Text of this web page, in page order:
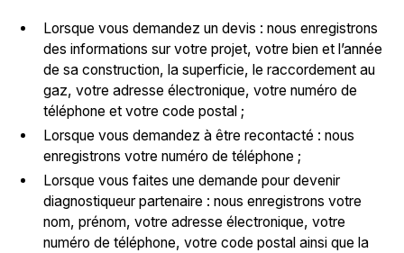
Lorsque vous demandez un devis : nous enregistrons
des informations sur votre projet, votre bien et l’année
de sa construction, la superficie, le raccordement au
gaz, votre adresse électronique, votre numéro de
téléphone et votre code postal ;
Lorsque vous demandez à être recontacté : nous
enregistrons votre numéro de téléphone ;
Lorsque vous faites une demande pour devenir
diagnostiqueur partenaire : nous enregistrons votre
nom, prénom, votre adresse électronique, votre
numéro de téléphone, votre code postal ainsi que la